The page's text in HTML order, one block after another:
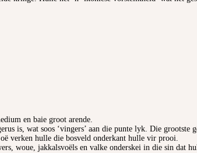
en baie groot arende.
is, wat soos ‘vingers’ aan die punte lyk. Die grootste
verken hulle die bosveld onderkant hulle vir prooi.
woue, jakkalsvoëls en valke onderskei in die sin